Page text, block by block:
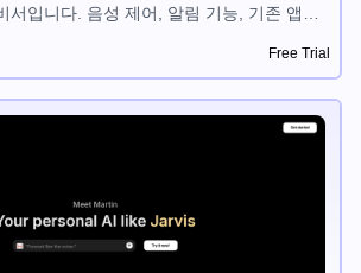
서입니다. 음성 제어, 알림 기능, 기존 앱과
설명되는 마틴은 바쁜 개인을 위한 최고의
Free Trial